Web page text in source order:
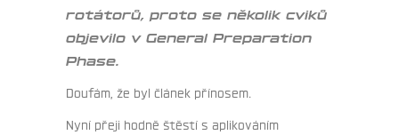
rotátorů, proto se několik cviků
objevilo v General Preparation
Phase.
Doufám, že byl článek přínosem.
Nyní přeji hodně štěstí s aplikováním